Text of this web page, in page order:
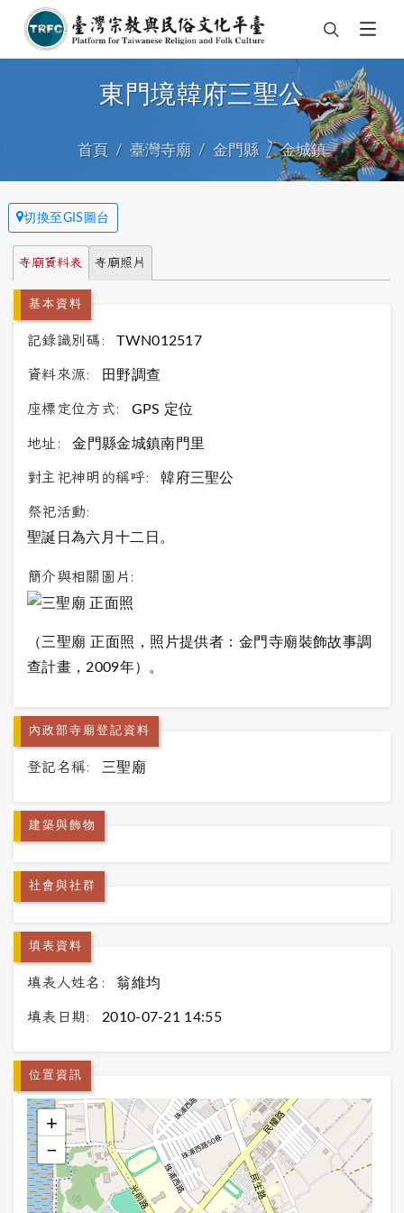
東門境韓府三聖公
首頁 臺灣寺廟 金門縣 金城鎮
切換至GIS圖台
寺廟資料表 寺廟照片
基本資料
記錄識別碼: TWN012517
資料來源: 田野調查
座標定位方式: GPS 定位
地址: 金門縣金城鎮南門里
對主祀神明的稱呼: 韓府三聖公
祭祀活動:
聖誕日為六月十二日。
簡介與相關圖片:
（三聖廟 正面照，照片提供者：金門寺廟裝飾故事調
查計畫，2009年）。
內政部寺廟登記資料
登記名稱: 三聖廟
建築與飾物
社會與社群
填表資料
填表人姓名: 翁維均
填表日期: 2010-07-21 14:55
位置資訊
+
−